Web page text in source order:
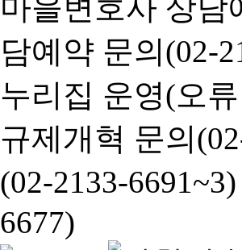
마을변호사 상담
담예약 문의(02-
누리집 운영(오
규제개혁 문의
(02-2133-
6677)